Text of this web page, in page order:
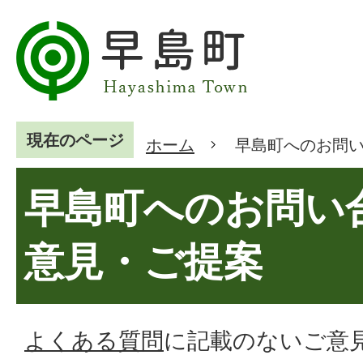
現在のページ ホーム 早島町へのお問
早島町へのお問い
意見・ご提案
よくある質問に記載のないご意